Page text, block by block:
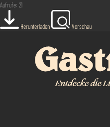
Aufrufe: 21
Herunterladen Vorschau